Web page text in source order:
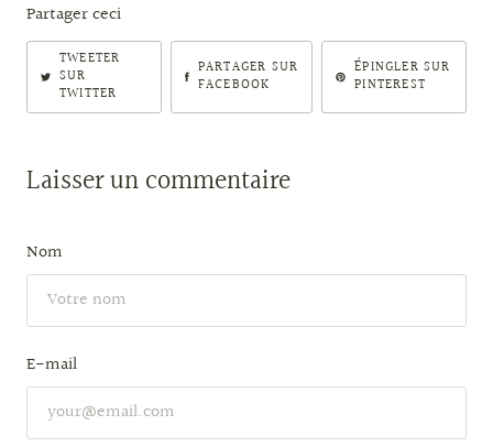
Partager ceci
TWEETER
SUR
TWITTER
PARTAGER SUR
FACEBOOK
ÉPINGLER SUR
PINTEREST
Laisser un commentaire
Nom
E-mail